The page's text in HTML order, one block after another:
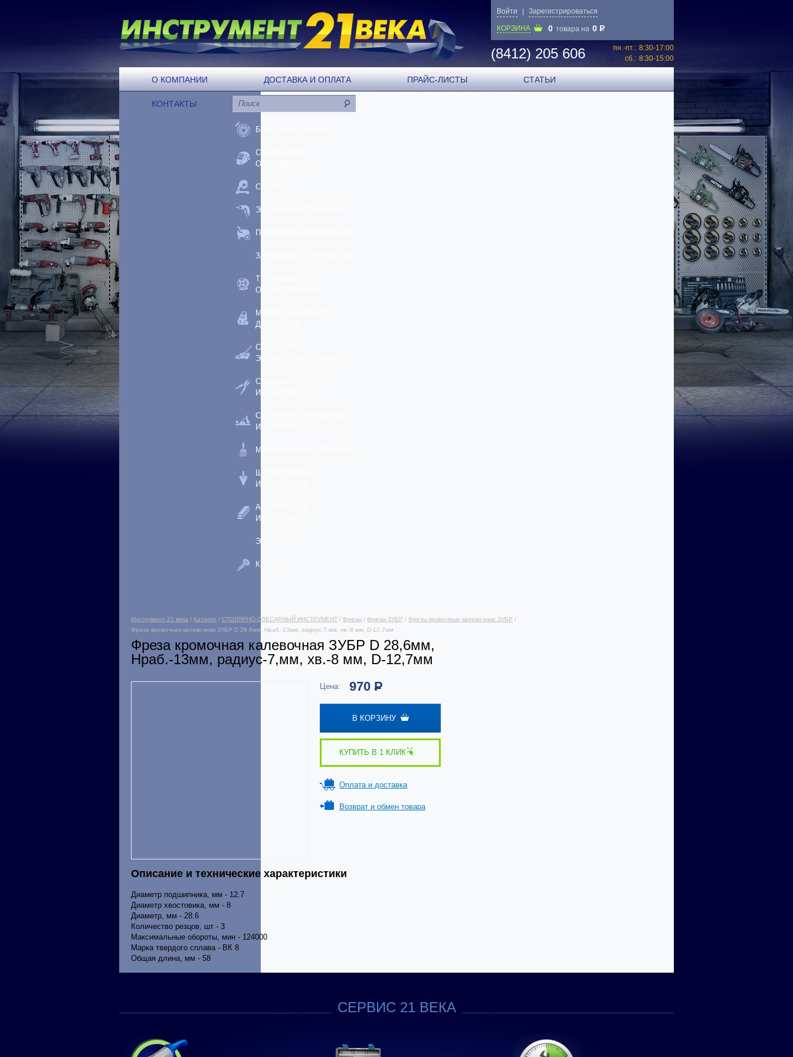
Войти Зарегистрироваться
КОРЗИНА 0 товара на 0 P
(8412) 205 606 пн.-пт.: 8:30-17:00
сб.: 8:30-15:00
О КОМПАНИИ ДОСТАВКА И ОПЛАТА ПРАЙС-ЛИСТЫ СТАТЬИ
КОНТАКТЫ
БЕНЗОИНСТРУМЕНТ
СВАРОЧНОЕ
ОБОРУДОВАНИЕ
СТАНКИ
ЭЛЕКТРОИНСТРУМЕНТ
ПНЕВМООБОРУДОВАНИЕ
ЗАРЯДНЫЕ УСТРОЙСТВА
ТЕПЛОВОЕ
ОБОРУДОВАНИЕ
МОЙКИ ВЫСОКОГО
ДАВЛЕНИЯ
САДОВЫЙ
ЭЛЕКТРОИНСТРУМЕНТ
САДОВЫЙ РУЧНОЙ
ИНСТРУМЕНТ
СТОЛЯРНО-СЛЕСАРНЫЙ
ИНСТРУМЕНТ
МАЛЯРНЫЙ ИНСТРУМЕНТ
ШТУКАТУРНЫЙ
ИНСТРУМЕНТ
АБРАЗИВНЫЙ
ИНСТРУМЕНТ
ЭЛЕКТРИКА
КРЕПЕЖ
Инструмент 21 века / Каталог / СТОЛЯРНО-СЛЕСАРНЫЙ ИНСТРУМЕНТ / Фрезы / Фрезы ЗУБР / Фрезы кромочные калевочные ЗУБР /
Фреза кромочная калевочная ЗУБР D 28,6мм, Hраб.-13мм, радиус-7,мм, хв.-8 мм, D-12,7мм
Фреза кромочная калевочная ЗУБР D 28,6мм,
Hраб.-13мм, радиус-7,мм, хв.-8 мм, D-12,7мм
Цена: 970 Р
В КОРЗИНУ
КУПИТЬ В 1 КЛИК
Оплата и доставка
Возврат и обмен товара
Описание и технические характеристики
Диаметр подшипника, мм - 12.7
Диаметр хвостовика, мм - 8
Диаметр, мм - 28.6
Количество резцов, шт - 3
Максимальные обороты, мин - 124000
Марка твердого сплава - ВК 8
Общая длина, мм - 58
СЕРВИС 21 ВЕКА